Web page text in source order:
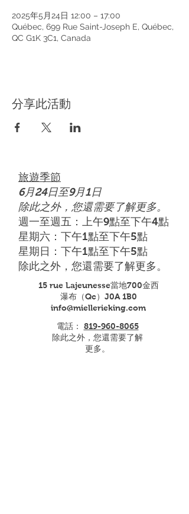
2025年5月24日 12:00 – 17:00
Québec, 699 Rue Saint-Joseph E, Québec,
QC G1K 3C1, Canada
分享此活動
旅遊季節
6月24日至9月1日
除此之外，您還需要了解更多。
週一至週五：上午9點至下午4點
星期六：下午1點至下午5點
星期日：下午1點至下午5點
除此之外，您還需要了解更多。
15 rue Lajeunesse當地700金西
瀑布（Qc）J0A 1B0
info@miellerieking.com
電話：
819-960-8065
除此之外，您還需要了解
更多。